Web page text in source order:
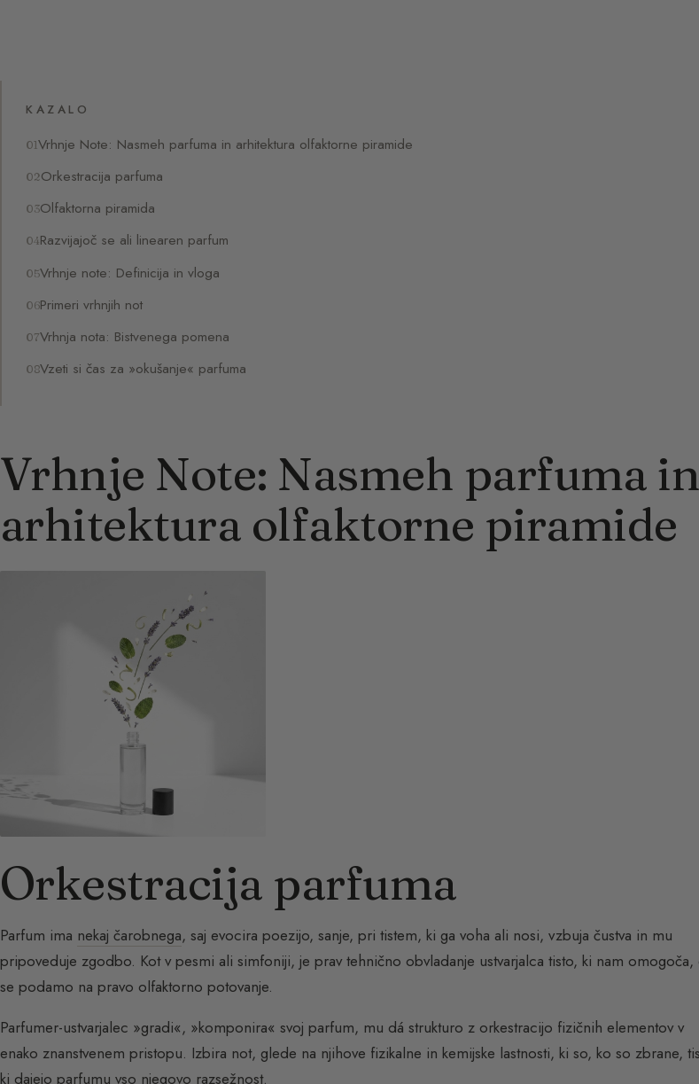
KAZALO
Vrhnje Note: Nasmeh parfuma in arhitektura olfaktorne piramide
Orkestracija parfuma
Olfaktorna piramida
Razvijajoč se ali linearen parfum
Vrhnje note: Definicija in vloga
Primeri vrhnjih not
Vrhnja nota: Bistvenega pomena
Vzeti si čas za »okušanje« parfuma
Vrhnje Note: Nasmeh parfuma in
arhitektura olfaktorne piramide
Orkestracija parfuma
Parfum ima nekaj čarobnega, saj evocira poezijo, sanje, pri tistem, ki ga voha ali nosi, vzbuja čustva in mu
pripoveduje zgodbo. Kot v pesmi ali simfoniji, je prav tehnično obvladanje ustvarjalca tisto, ki nam omogoča,
se podamo na pravo olfaktorno potovanje.
Parfumer-ustvarjalec »gradi«, »komponira« svoj parfum, mu dá strukturo z orkestracijo fizičnih elementov v
enako znanstvenem pristopu. Izbira not, glede na njihove fizikalne in kemijske lastnosti, ki so, ko so zbrane,
ki dajejo parfumu vso njegovo razsežnost.